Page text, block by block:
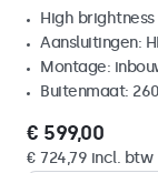
High
Aansluitingen:
Montage:
Buitenmaat:
€ 599,00
€ 724,79 incl. btw